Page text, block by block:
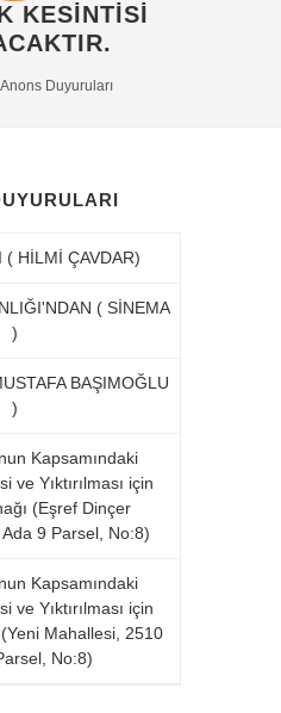
KESİNTİSİ
Anons Duyuruları
( HİLMİ ÇAVDAR)
( SİNEMA
)
BAŞIMOĞLU
)
Kapsamındaki
ve Yıktırılması için
(Eşref Dinçer
9 Parsel, No:8)
Kapsamındaki
ve Yıktırılması için
Mahallesi, 2510
No:8)